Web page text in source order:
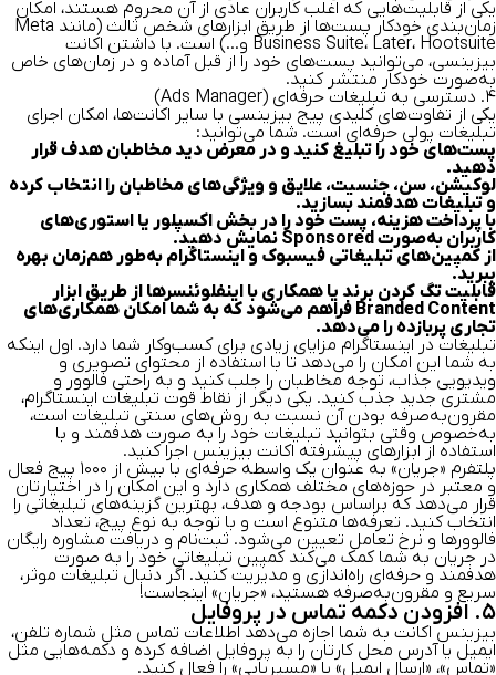
یکی از قابلیت‌هایی که اغلب کاربران عادی از آن محروم هستند، امکان
زمان‌بندی خودکار پست‌ها از طریق ابزارهای شخص ثالث (مانند Meta
Business Suite، Later، Hootsuite و…) است. با داشتن اکانت
بیزینسی، می‌توانید پست‌های خود را از قبل آماده و در زمان‌های خاص
به‌صورت خودکار منتشر کنید.
۴. دسترسی به تبلیغات حرفه‌ای (Ads Manager)
یکی از تفاوت‌های کلیدی پیج بیزینسی با سایر اکانت‌ها، امکان اجرای
تبلیغات پولی حرفه‌ای است. شما می‌توانید:
پست‌های خود را تبلیغ کنید و در معرض دید مخاطبان هدف قرار
دهید.
لوکیشن، سن، جنسیت، علایق و ویژگی‌های مخاطبان را انتخاب کرده
و تبلیغات هدفمند بسازید.
با پرداخت هزینه، پست خود را در بخش اکسپلور یا استوری‌های
کاربران به‌صورت Sponsored نمایش دهید.
از کمپین‌های تبلیغاتی فیسبوک و اینستاگرام به‌طور هم‌زمان بهره
ببرید.
قابلیت تگ کردن برند یا همکاری با اینفلوئنسرها از طریق ابزار
Branded Content فراهم می‌شود که به شما امکان همکاری‌های
تجاری پربازده را می‌دهد.
تبلیغات در اینستاگرام مزایای زیادی برای کسب‌وکار شما دارد. اول اینکه
به شما این امکان را می‌دهد تا با استفاده از محتوای تصویری و
ویدیویی جذاب، توجه مخاطبان را جلب کنید و به راحتی فالوور و
مشتری جدید جذب کنید. یکی دیگر از نقاط قوت تبلیغات اینستاگرام،
مقرون‌به‌صرفه بودن آن نسبت به روش‌های سنتی تبلیغات است،
به‌خصوص وقتی بتوانید تبلیغات خود را به صورت هدفمند و با
استفاده از ابزارهای پیشرفته اکانت بیزینس اجرا کنید.
پلتفرم «جریان» به عنوان یک واسطه حرفه‌ای با بیش از ۱۰۰۰ پیج فعال
و معتبر در حوزه‌های مختلف همکاری دارد و این امکان را در اختیارتان
قرار می‌دهد که براساس بودجه و هدف، بهترین گزینه‌های تبلیغاتی را
انتخاب کنید. تعرفه‌ها متنوع است و با توجه به نوع پیج، تعداد
فالوورها و نرخ تعامل تعیین می‌شود. ثبت‌نام و دریافت مشاوره رایگان
در جریان به شما کمک می‌کند کمپین تبلیغاتی خود را به صورت
هدفمند و حرفه‌ای راه‌اندازی و مدیریت کنید. اگر دنبال تبلیغات موثر،
سریع و مقرون‌به‌صرفه هستید، «جریان» اینجاست!
۵. افزودن دکمه تماس در پروفایل
بیزینس اکانت به شما اجازه می‌دهد اطلاعات تماس مثل شماره تلفن،
ایمیل یا آدرس محل کارتان را به پروفایل اضافه کرده و دکمه‌هایی مثل
«تماس»، «ارسال ایمیل» یا «مسیریابی» را فعال کنید.